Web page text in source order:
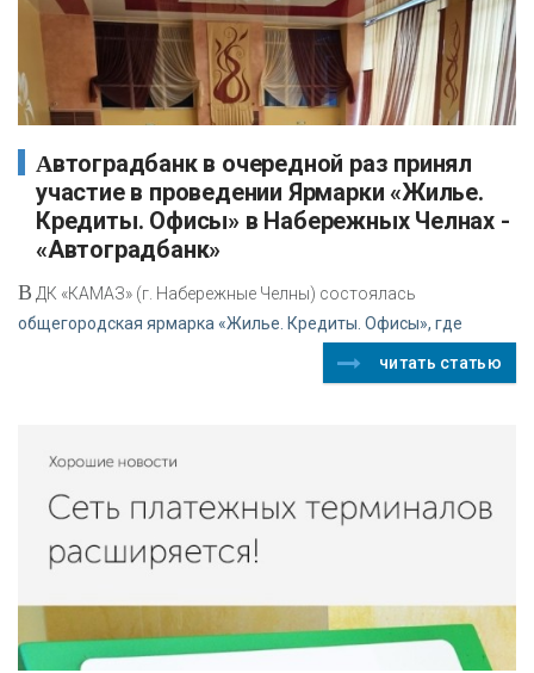
Автоградбанк в очередной раз принял
участие в проведении Ярмарки «Жилье.
Кредиты. Офисы» в Набережных Челнах -
«Автоградбанк»
В ДК «КАМАЗ» (г. Набережные Челны) состоялась
общегородская ярмарка «Жилье. Кредиты. Офисы», где
читать статью